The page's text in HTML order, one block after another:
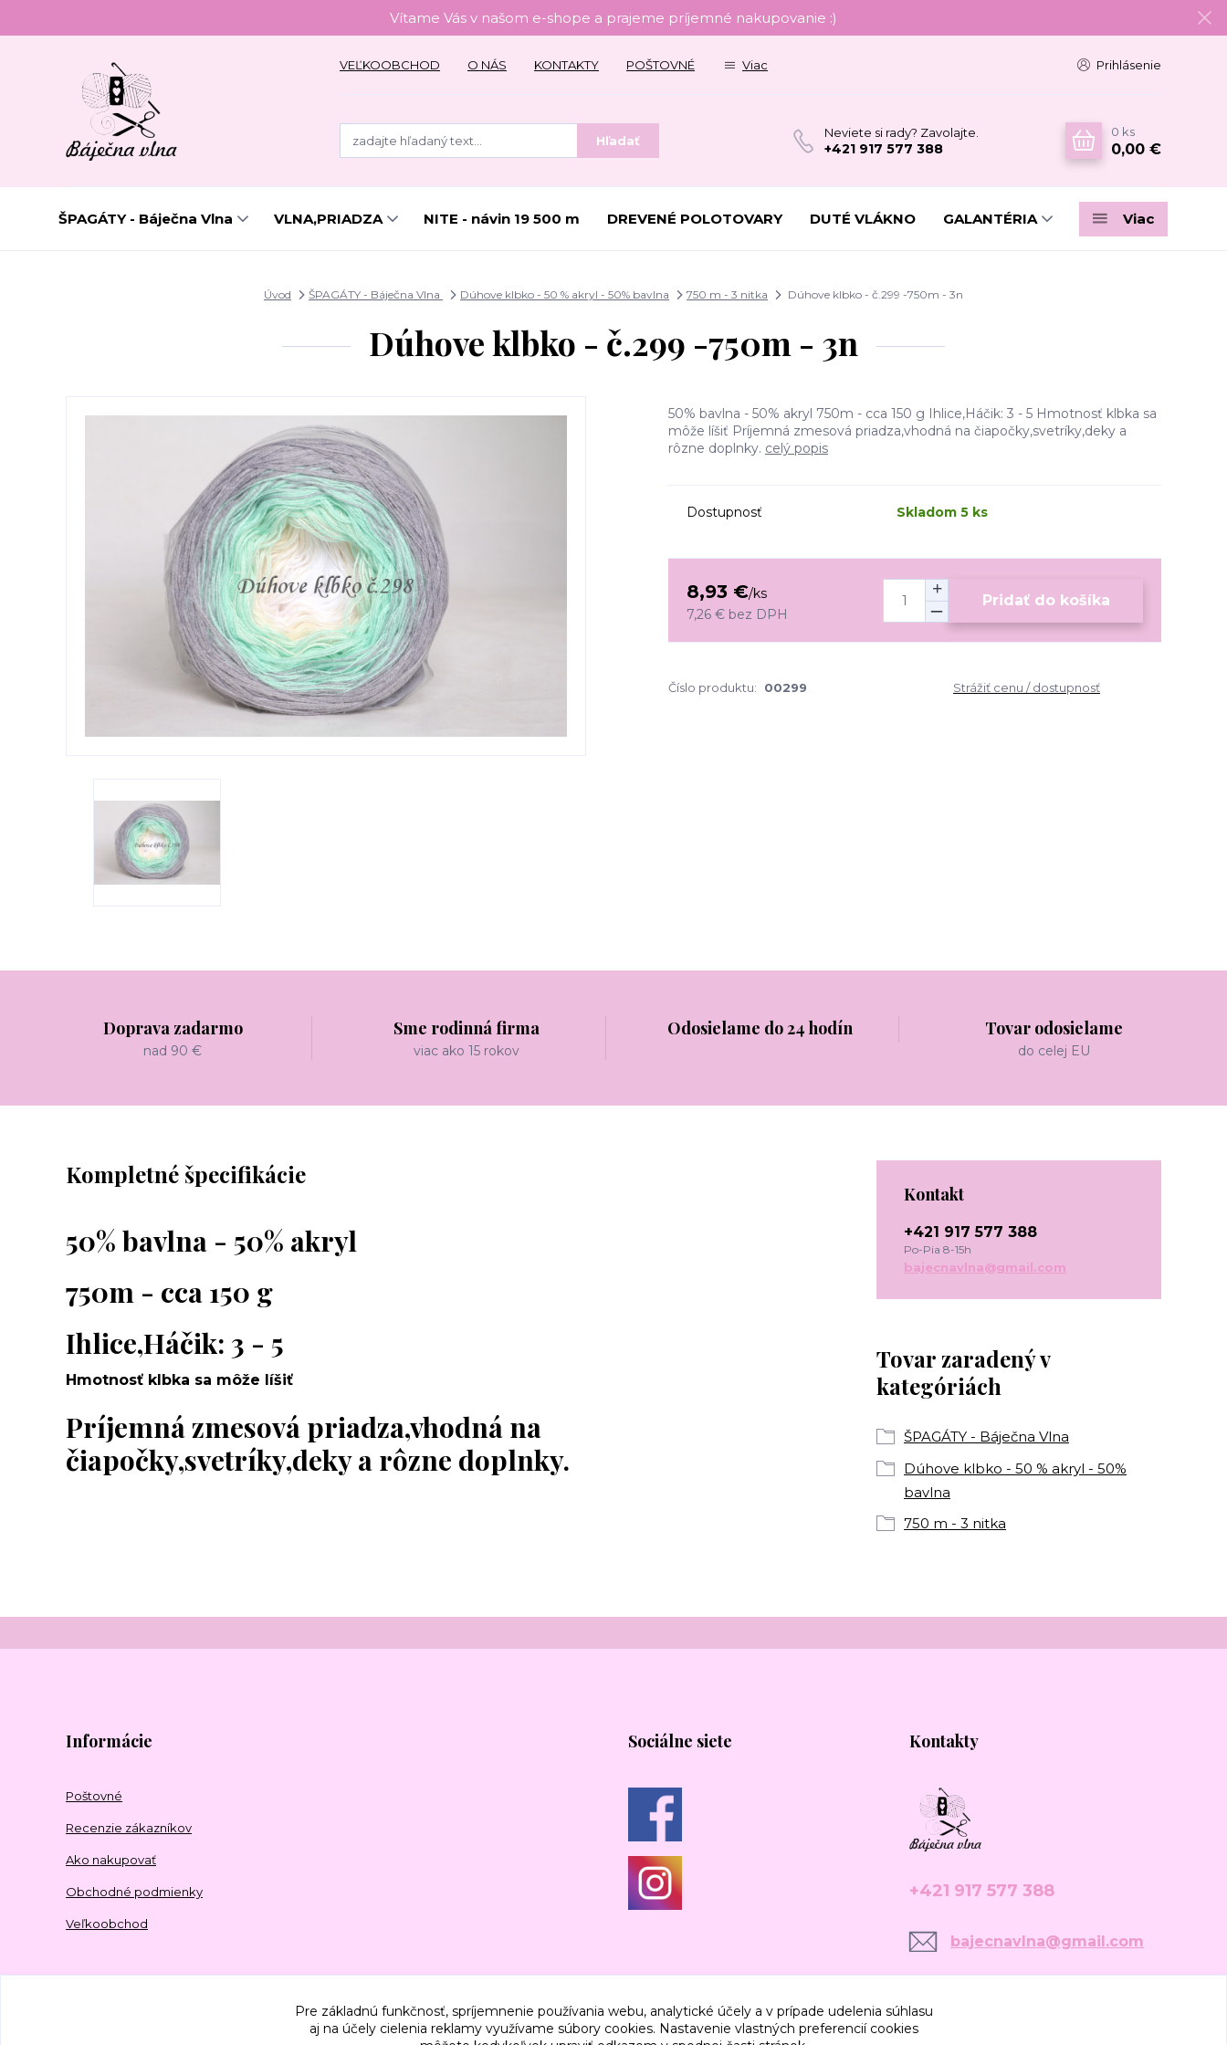
Vítame Vás v našom e-shope a prajeme príjemné nakupovanie :)
VEĽKOOBCHOD O NÁS KONTAKTY POŠTOVNÉ Viac Prihlásenie
Hľadať
Neviete si rady? Zavolajte.
+421 917 577 388
0 ks
0,00 €
ŠPAGÁTY - Báječna Vlna VLNA,PRIADZA NITE - návin 19 500 m DREVENÉ POLOTOVARY DUTÉ VLÁKNO GALANTÉRIA Viac
Úvod ŠPAGÁTY - Báječna Vlna Dúhove klbko - 50 % akryl - 50% bavlna 750 m - 3 nitka Dúhove klbko - č.299 -750m - 3n
Dúhove klbko - č.299 -750m - 3n
50% bavlna - 50% akryl 750m - cca 150 g Ihlice,Háčik: 3 - 5 Hmotnosť klbka sa
môže líšiť Príjemná zmesová priadza,vhodná na čiapočky,svetríky,deky a
rôzne doplnky. celý popis
Dostupnosť Skladom 5 ks
8,93 €/ks
7,26 € bez DPH
Pridať do košíka
Číslo produktu: 00299 Strážiť cenu / dostupnosť
Doprava zadarmo
nad 90 €
Sme rodinná firma
viac ako 15 rokov
Odosielame do 24 hodín Tovar odosielame
do celej EU
Kompletné špecifikácie
50% bavlna - 50% akryl
750m - cca 150 g
Ihlice,Háčik: 3 - 5
Hmotnosť klbka sa môže líšiť
Príjemná zmesová priadza,vhodná na
čiapočky,svetríky,deky a rôzne doplnky.
Tovar zaradený v
kategóriách
ŠPAGÁTY - Báječna Vlna
Dúhove klbko - 50 % akryl - 50%
bavlna
750 m - 3 nitka
Kontakt
+421 917 577 388
Po-Pia 8-15h
bajecnavlna@gmail.com
Informácie
Poštovné
Recenzie zákazníkov
Ako nakupovať
Obchodné podmienky
Veľkoobchod
Sociálne siete Kontakty
+421 917 577 388
bajecnavlna@gmail.com
Pre základnú funkčnosť, spríjemnenie používania webu, analytické účely a v prípade udelenia súhlasu
aj na účely cielenia reklamy využívame súbory cookies. Nastavenie vlastných preferencií cookies